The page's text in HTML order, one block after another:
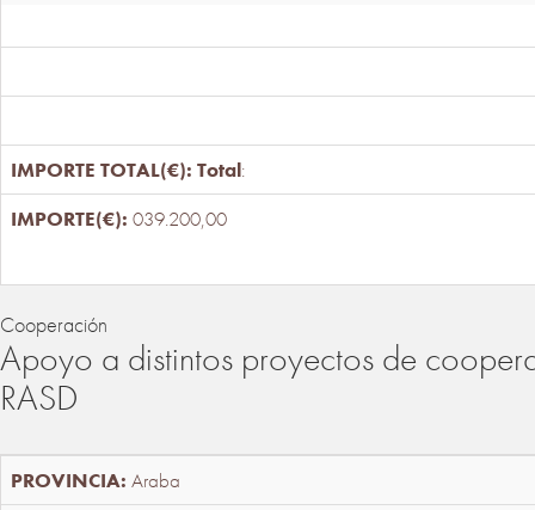
Total:
039.200,00
Cooperación
Apoyo a distintos proyectos de
RASD
Araba